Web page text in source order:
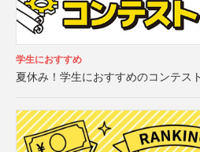
学生におすすめ
夏休み！学生におすすめのコンテス